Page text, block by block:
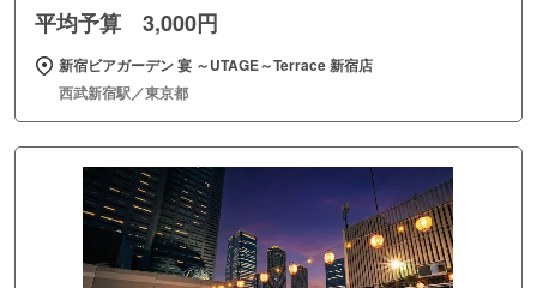
平均予算 3,000円
新宿ビアガーデン 宴 ～UTAGE～Terrace 新宿店
西武新宿駅／東京都